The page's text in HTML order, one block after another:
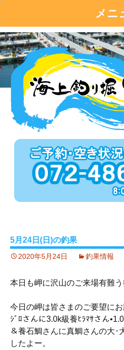
メニ
コ
ン
テ
ン
5月24日(日)の釣果
2020年5月24日 釣果情報
本日も岬に沢山のご来場有難う
今日の岬は皆さまのご要望に
ｼﾞﾛさんに3.0k級養ﾋﾗﾏｻさん
＆養石鯛さんに真鯛さんの大･
したよー。